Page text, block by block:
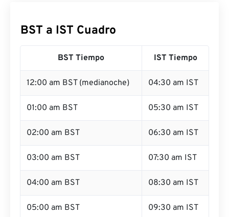
BST a IST Cuadro
BST Tiempo IST Tiempo
12:00 am BST (medianoche) 04:30 am IST
01:00 am BST 05:30 am IST
02:00 am BST 06:30 am IST
03:00 am BST 07:30 am IST
04:00 am BST 08:30 am IST
05:00 am BST 09:30 am IST